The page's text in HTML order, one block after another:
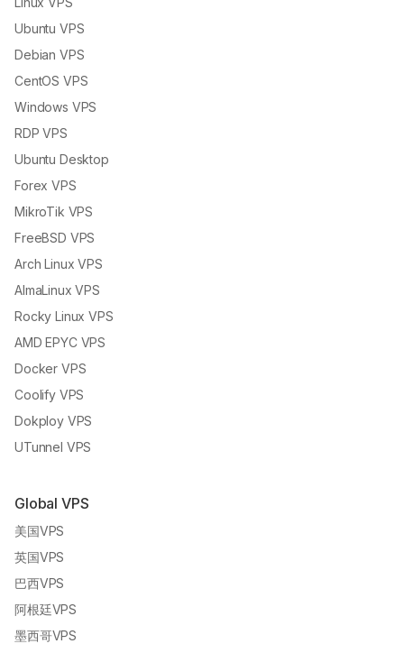
Ubuntu VPS
Debian VPS
CentOS VPS
Windows VPS
RDP VPS
Ubuntu Desktop
Forex VPS
MikroTik VPS
FreeBSD VPS
Arch Linux VPS
AlmaLinux VPS
Rocky Linux VPS
AMD EPYC VPS
Docker VPS
Coolify VPS
Dokploy VPS
UTunnel VPS
Global VPS
美国VPS
英国VPS
巴西VPS
阿根廷VPS
墨西哥VPS